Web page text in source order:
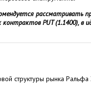
рассматривать
PUT (1.1400), в
структуры рынка Ральфа